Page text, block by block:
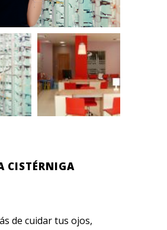
CISTÉRNIGA
de cuidar tus ojos,